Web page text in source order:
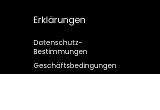
Erklärungen
Datenschutz-
Bestimmungen
Geschäftsbedingungen